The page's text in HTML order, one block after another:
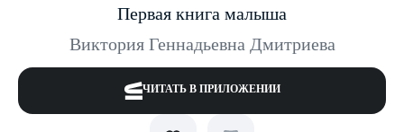
Первая книга малыша
Виктория Геннадьевна Дмитриева
ЧИТАТЬ В ПРИЛОЖЕНИИ